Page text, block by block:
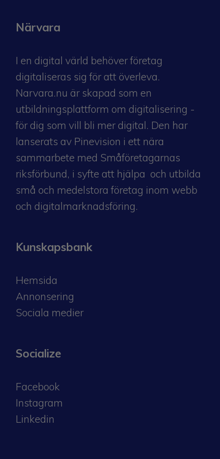
Närvara
I en digital värld behöver företag
digitaliseras sig för att överleva.
Narvara.nu är skapad som en
utbildningsplattform om digitalisering -
för dig som vill bli mer digital. Den har
lanserats av Pinevision i ett nära
sammarbete med Småföretagarnas
riksförbund, i syfte att hjälpa och utbilda
små och medelstora företag inom webb
och digitalmarknadsföring.
Kunskapsbank
Hemsida
Annonsering
Sociala medier
Socialize
Facebook
Instagram
​​​​​​​Linkedin